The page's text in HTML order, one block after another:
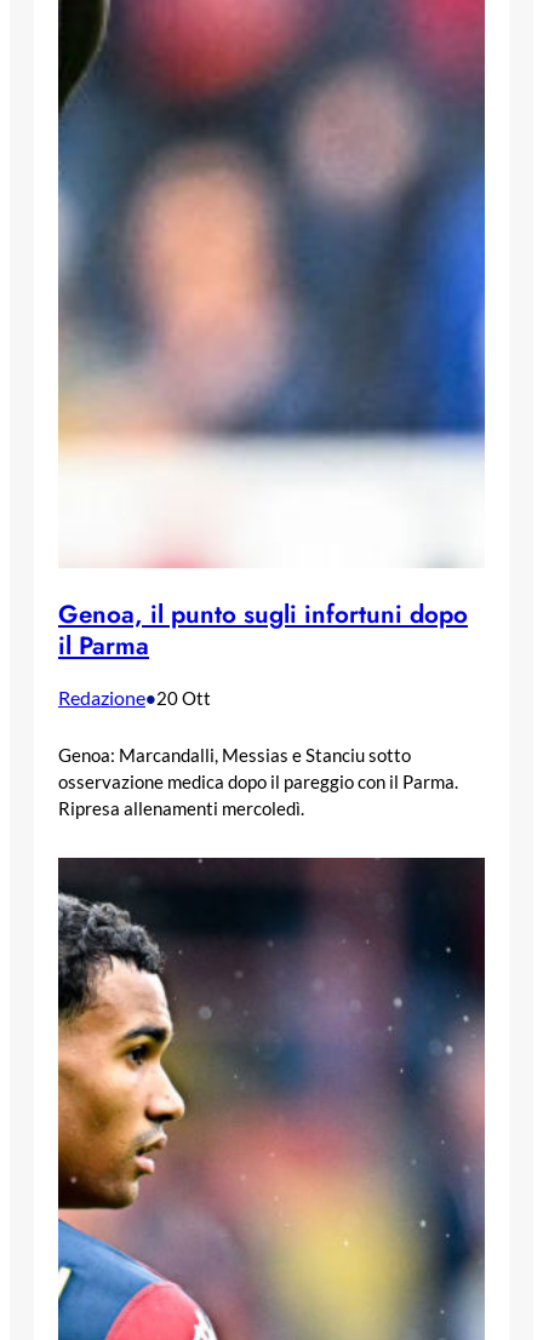
Genoa, il punto sugli infortuni dopo
il Parma
Redazione•20 Ott
Genoa: Marcandalli, Messias e Stanciu sotto
osservazione medica dopo il pareggio con il Parma.
Ripresa allenamenti mercoledì.